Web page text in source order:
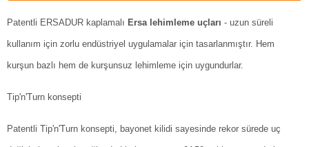
Patentli ERSADUR kaplamalı Ersa lehimleme uçları - uzun süreli
kullanım için zorlu endüstriyel uygulamalar için tasarlanmıştır. Hem
kurşun bazlı hem de kurşunsuz lehimleme için uygundurlar.
Tip'n'Turn konsepti
Patentli Tip'n'Turn konsepti, bayonet kilidi sayesinde rekor sürede uç